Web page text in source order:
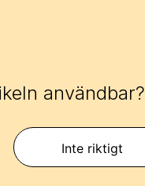
användbar?
Inte riktigt